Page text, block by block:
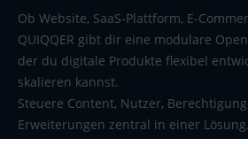
Ob Website, SaaS-Plattform, E-
QUIQQER gibt dir eine modulare
der du digitale Produkte flexibel
skalieren kannst.
Steuere Content, Nutzer,
Erweiterungen zentral in einer Lösung.